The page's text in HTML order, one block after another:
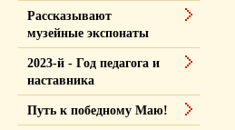
Рассказывают
музейные экспонаты
2023-й - Год педагога и
наставника
Путь к победному Маю!